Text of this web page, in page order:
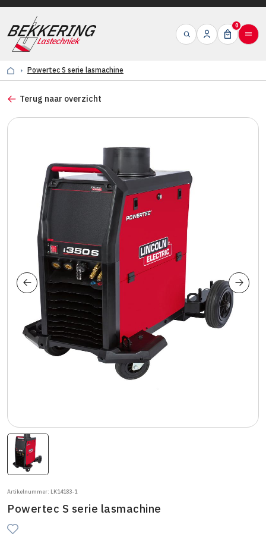
0
Powertec S serie lasmachine
Terug naar overzicht
Artikelnummer: LK14183-1
Powertec S serie lasmachine